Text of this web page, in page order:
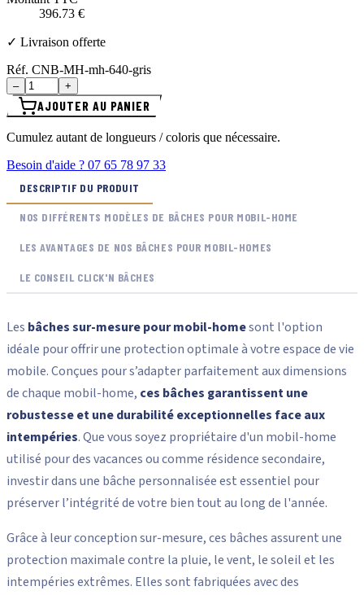
CouleurGris
Cette bâche
17.10 m²
Montant HT
330.60 €
Montant TVA 20%
66.13 €
396.73 €
✓ Livraison offerte
Réf. CNB-MH-mh-640-gris
+
NOS DIFFÉRENTS MODÈLES DE BÂCHES POUR MOBIL-HOME
LES AVANTAGES DE NOS BÂCHES POUR MOBIL-HOMES
LE CONSEIL CLICK'N BÂCHES
Lesbâches sur-mesure pour mobil-home
sont l'option
idéale pour offrir une protection optimale à votre espace de vie
mobile. Conçues pour s’adapter parfaitement aux dimensions
robustesse et une durabilité exceptionnelles face aux
intempéries. Que vous soyez propriétaire d'un mobil-home
utilisé pour des vacances ou comme résidence secondaire,